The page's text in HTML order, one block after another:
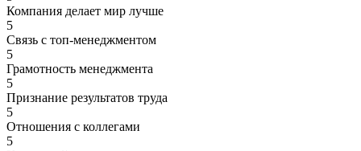
Компания делает мир лучше
5
Связь с топ-менеджментом
5
Грамотность менеджмента
5
Признание результатов труда
5
Отношения с коллегами
5